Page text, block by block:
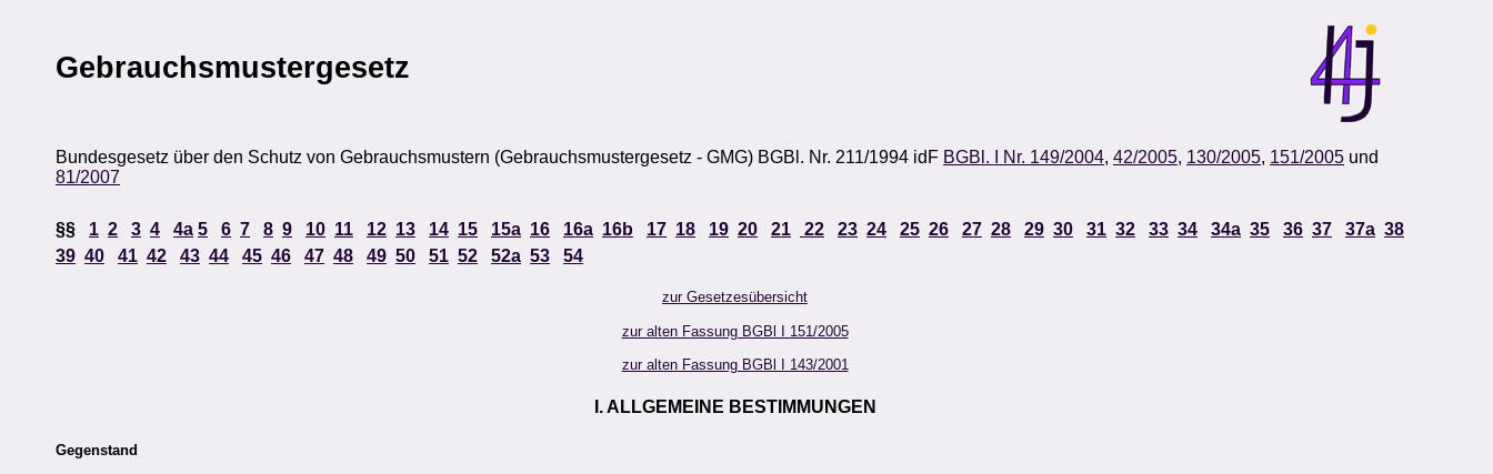
Gebrauchsmustergesetz
Bundesgesetz über den Schutz von Gebrauchsmustern (Gebrauchsmustergesetz - GMG) BGBl. Nr. 211/1994 idF BGBl. I Nr. 149/2004, 42/2005, 130/2005, 151/2005 und
81/2007
§§ 1 2 3 4 4a 5 6 7 8 9 10 11 12 13 14 15 15a 16 16a 16b 17 18 19 20 21 22 23 24 25 26 27 28 29 30 31 32 33 34 34a 35 36 37 37a 38
39 40 41 42 43 44 45 46 47 48 49 50 51 52 52a 53 54
zur Gesetzesübersicht
zur alten Fassung BGBl I 151/2005
zur alten Fassung BGBl I 143/2001
I. ALLGEMEINE BESTIMMUNGEN
Gegenstand